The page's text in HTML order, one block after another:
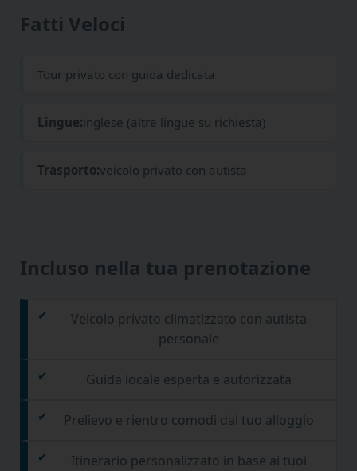
Fatti Veloci
Tour privato con guida dedicata
Lingue:inglese (altre lingue su richiesta)
Trasporto:veicolo privato con autista
Incluso nella tua prenotazione
Veicolo privato climatizzato con autista
personale
Guida locale esperta e autorizzata
Prelievo e rientro comodi dal tuo alloggio
Itinerario personalizzato in base ai tuoi